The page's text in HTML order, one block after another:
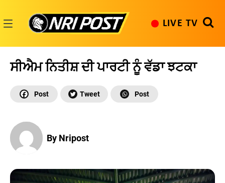
content
LIVE TV
ਸੀਐਮ ਨਿਤੀਸ਼ ਦੀ ਪਾਰਟੀ ਨੂੰ ਵੱਡਾ ਝਟਕਾ
By Nripost